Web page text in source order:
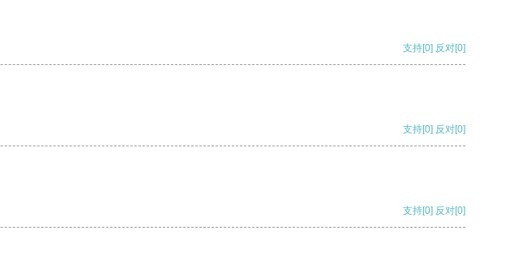
支持[0] 反对[0]
支持[0] 反对[0]
支持[0] 反对[0]